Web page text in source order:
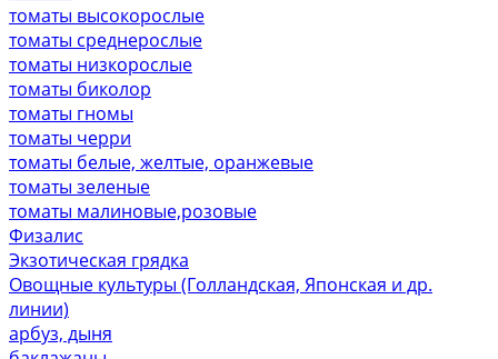
томаты высокорослые
томаты среднерослые
томаты низкорослые
томаты биколор
томаты гномы
томаты черри
томаты белые, желтые, оранжевые
томаты зеленые
томаты малиновые,розовые
Физалис
Экзотическая грядка
Овощные культуры (Голландская, Японская и др.
линии)
арбуз, дыня